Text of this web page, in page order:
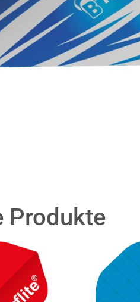
Produkte